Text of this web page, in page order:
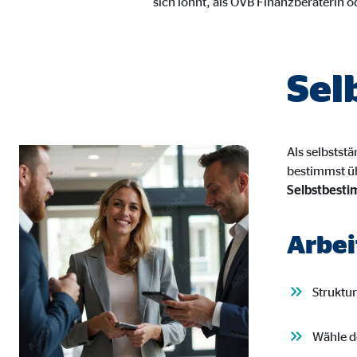
Als
bestimmst
Wähle
Zweck:
Cookie Laufzeit:
Statistik Cookies
Statistik Cookies erfassen Informationen anonym.
Google Analytics | Empfänger: OVB, Google